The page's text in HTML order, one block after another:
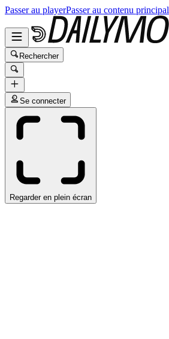
Passer au playerPasser au contenu principal
Rechercher
Se connecter
Regarder en plein écran